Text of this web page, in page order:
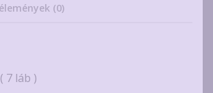
(0)
7 láb )